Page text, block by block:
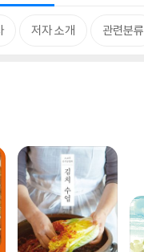
저자 소개 관련분류